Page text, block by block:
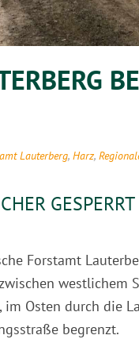
Lauterberg, Harz,
Forstamt
Osten durch die
begrenzt.